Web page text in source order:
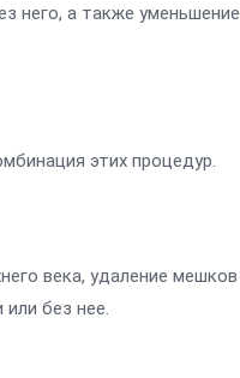
него, а также уменьшение
этих процедур.
века, удаление мешков
без нее.